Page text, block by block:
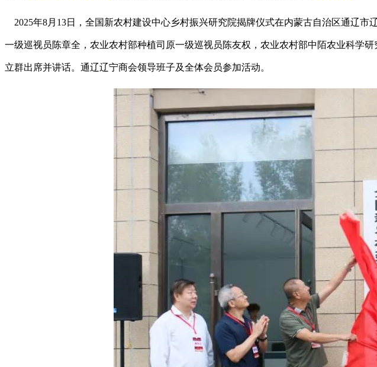
2025年8月13日，全国新农村建设中心乡村振兴研究院揭牌仪式在内蒙古自治区通辽
一级巡视员陈章全，农业农村部种植司原一级巡视员陈友权，农业农村部中陌农业科学
立群出席并讲话。通辽辽宁商会领导班子及全体会员参加活动。